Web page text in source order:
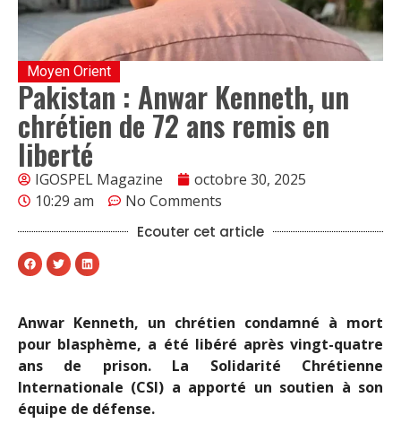
Moyen Orient
Pakistan : Anwar Kenneth, un
chrétien de 72 ans remis en
liberté
IGOSPEL Magazine
octobre 30, 2025
10:29 am
No Comments
Ecouter cet article
Anwar Kenneth, un chrétien condamné à mort
pour blasphème, a été libéré après vingt-quatre
ans de prison. La Solidarité Chrétienne
Internationale (CSI) a apporté un soutien à son
équipe de défense.